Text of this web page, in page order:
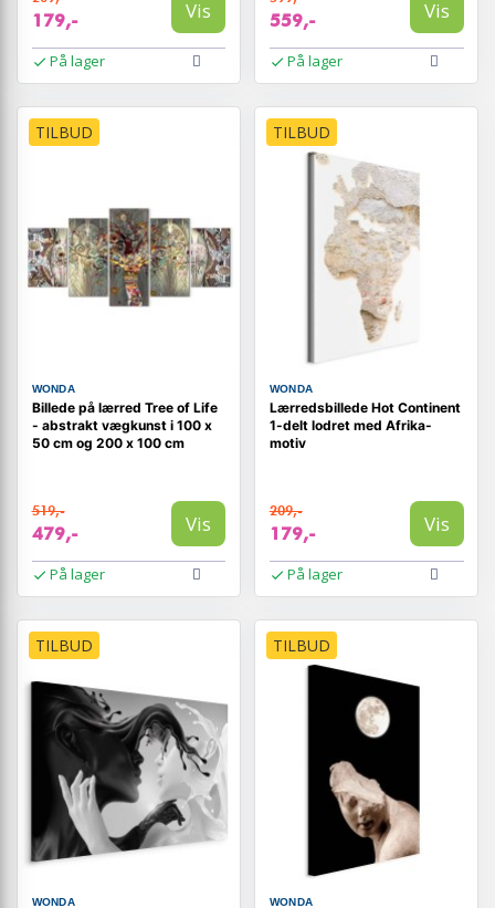
179,- Vis
På lager
559,- Vis
På lager
TILBUD
WONDA
Billede på lærred Tree of Life
- abstrakt vægkunst i 100 x
50 cm og 200 x 100 cm
519,-
479,- Vis
På lager
TILBUD
WONDA
Lærredsbillede Hot Continent
1-delt lodret med Afrika-
motiv
209,-
179,- Vis
På lager
TILBUD
WONDA
TILBUD
WONDA